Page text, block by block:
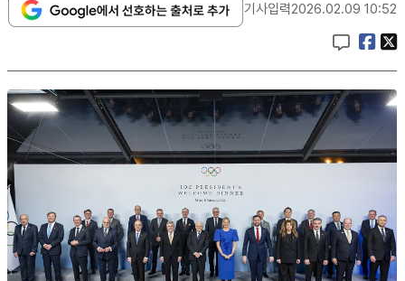
기사입력2026.02.09 10:52